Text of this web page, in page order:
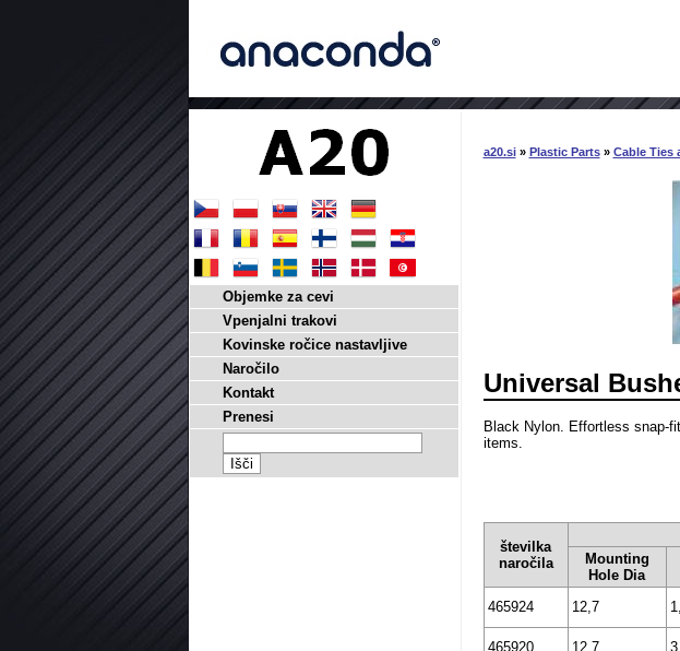
a20.si» Plastic Parts» Cable Ties
Universal
Black Nylon. Effortless snap-
items.
številka
naročila
Mounting
Hole Dia
465924 12,7
465920
12,7
Objemke za cevi
Vpenjalni trakovi
Kovinske ročice nastavljive
Naročilo
Kontakt
Prenesi